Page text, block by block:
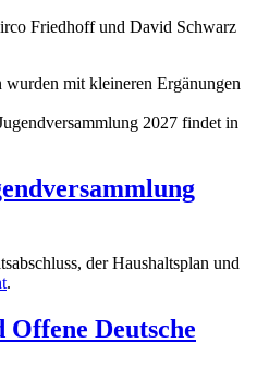
Friedhoff und David Schwarz
mit kleineren Ergänungen
2027 findet in
der Haushaltsplan und
.
Offene Deutsche